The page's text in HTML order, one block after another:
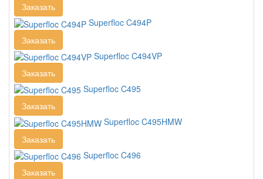
Заказать
Superfloc C494P
Заказать
Superfloc C494VP
Заказать
Superfloc C495
Заказать
Superfloc C495HMW
Заказать
Superfloc C496
Заказать